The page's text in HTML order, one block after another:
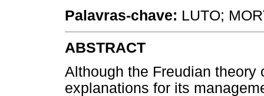
Palavras-chave: LUTO;
ABSTRACT
Although the Freudian theory
explanations for its